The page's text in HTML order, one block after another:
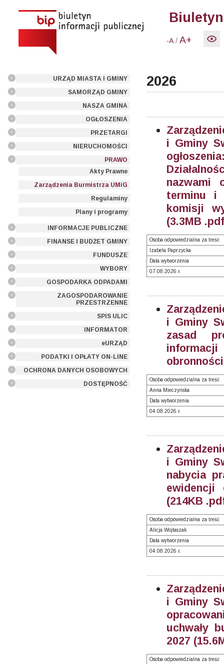
-A /A+
URZĄD MIASTA I GMINY
SAMORZĄD GMINY
NASZA GMINA
OGŁOSZENIA
PRZETARGI
NIERUCHOMOŚCI
PRAWO
Akty Prawne
Zarządzenia Burmistrza UMiG
Regulaminy
Plany i programy
INFORMACJE PUBLICZNE
FINANSE I BUDŻET GMINY
FUNDUSZE
WYBORY
GOSPODARKA ODPADAMI
ZAGOSPODAROWANIE
PRZESTRZENNE
SPIS ULIC
INFORMATOR
eURZĄD
PODATKI I OPŁATY ON-LINE
OCHRONA DANYCH OSOBOWYCH
DOSTĘPNOŚĆ
2026
i Gminy
nazwami
terminu i
komisji
(3.3MB
Osoba odpowiedzialna za treść
Izabela Paprzycka
Data wytworzenia
07.08.2026 r.
i Gminy
zasad
informacji
Osoba odpowiedzialna za treść
Anna Mieczyńska
Data wytworzenia
04.08.2026 r.
i Gminy
nabycia
ewidencji
(214KB
Osoba odpowiedzialna za treść
Alicja Wojtaszak
Data wytworzenia
04.08.2026 r.
i Gminy
uchwały
2027
Osoba odpowiedzialna za treść